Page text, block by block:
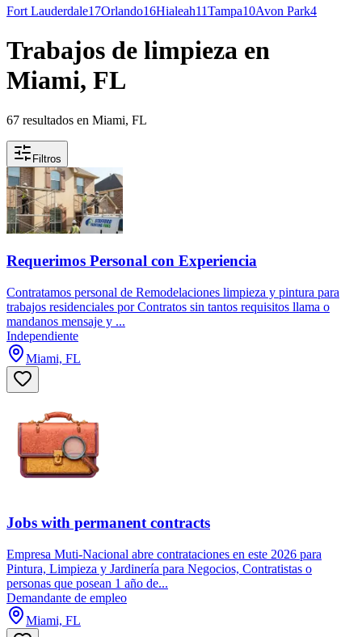
Fort Lauderdale17Orlando16Hialeah11Tampa10Avon Park4
Trabajos de limpieza en
Miami, FL
67 resultados en Miami, FL
Filtros
Requerimos Personal con Experiencia
Contratamos personal de Remodelaciones limpieza y pintura para
trabajos residenciales por Contratos sin tantos requisitos llama o
mandanos mensaje y ...
Independiente
Miami, FL
Jobs with permanent contracts
Empresa Muti-Nacional abre contrataciones en este 2026 para
Pintura, Limpieza y Jardinería para Negocios, Contratistas o
personas que posean 1 año de...
Demandante de empleo
Miami, FL